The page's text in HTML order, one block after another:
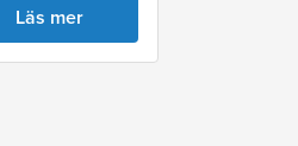
Läs mer